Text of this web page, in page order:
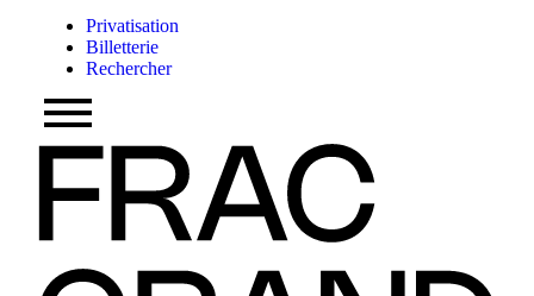
Privatisation
Billetterie
Rechercher